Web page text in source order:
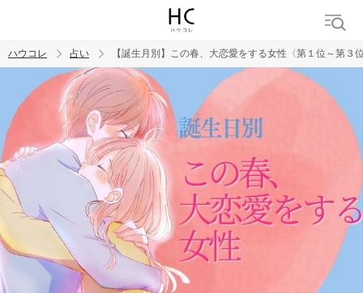
トレンド ワード
ハウコレ 占い 【誕生月別】この春、大恋愛をする女性〈第１位～第３